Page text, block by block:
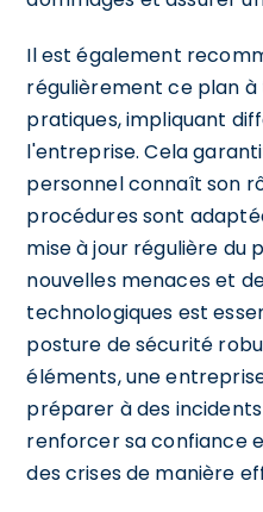
Il est également
régulièrement ce plan
pratiques, impliquant
l'entreprise. Cela
personnel connaît son
procédures sont
mise à jour régulière du
nouvelles menaces et
technologiques est
posture de sécurité
éléments, une
préparer à des
renforcer sa confiance
des crises de manière